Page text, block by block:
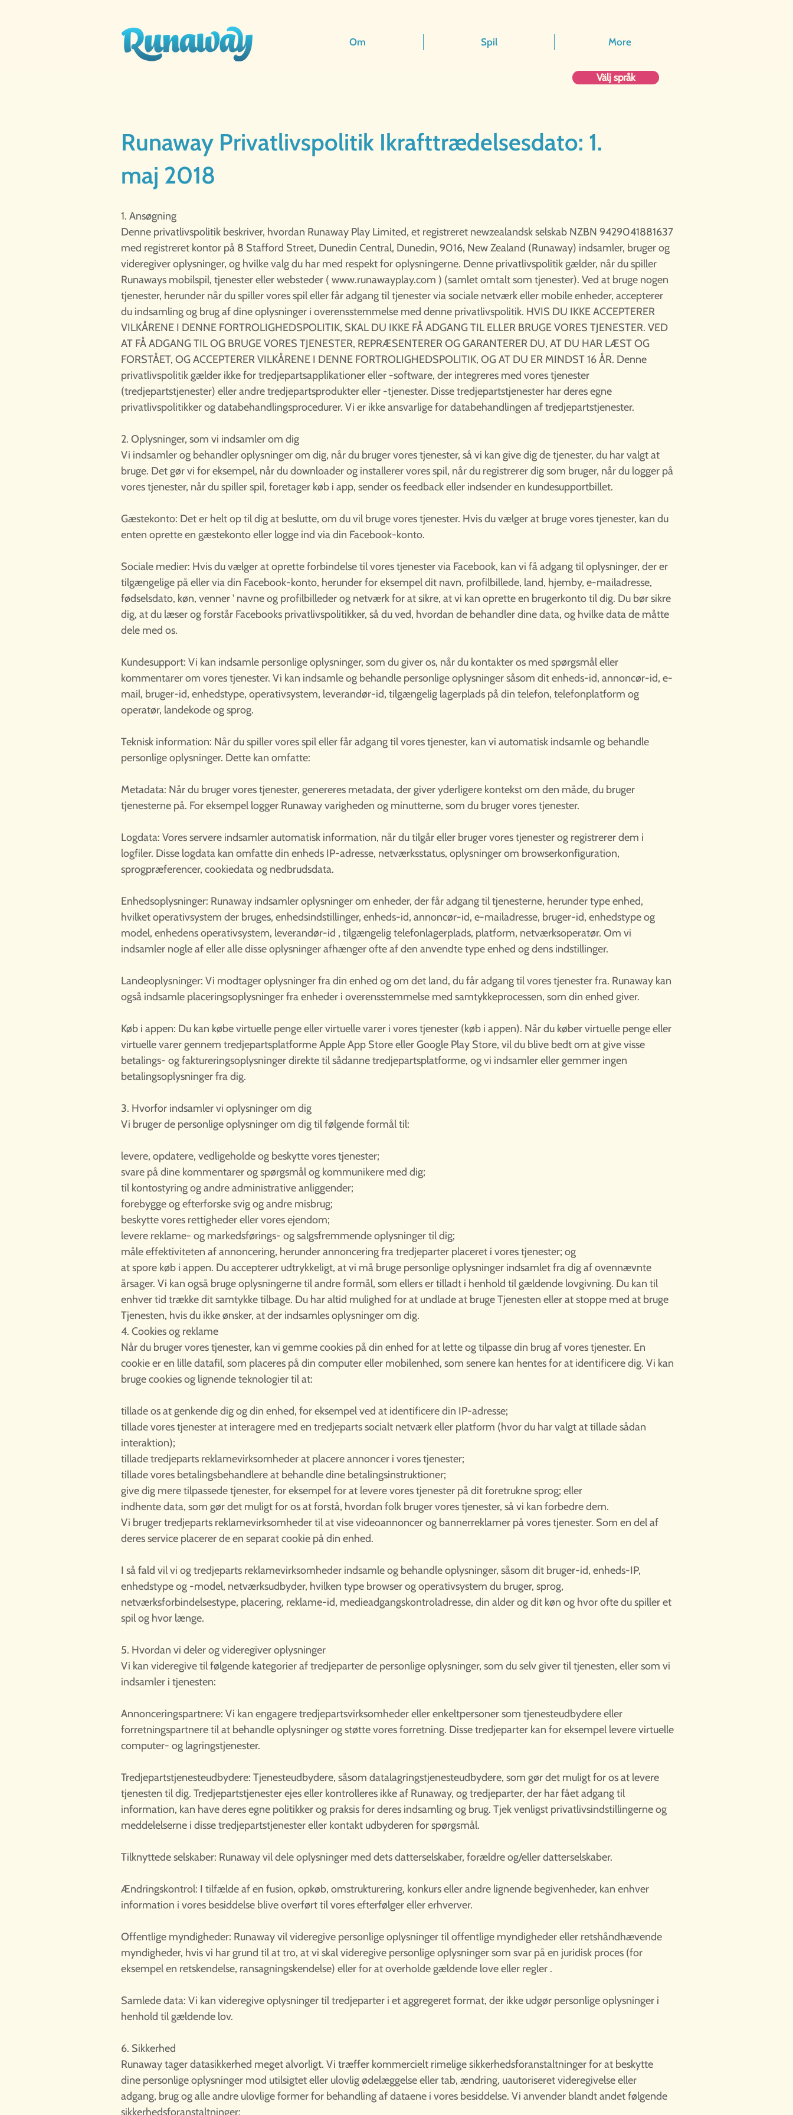
Om Spil More
Välj språk
Runaway Privatlivspolitik Ikrafttrædelsesdato: 1.
maj 2018
1. Ansøgning
Denne privatlivspolitik beskriver, hvordan Runaway Play Limited, et registreret newzealandsk selskab NZBN 9429041881637
med registreret kontor på 8 Stafford Street, Dunedin Central, Dunedin, 9016, New Zealand (Runaway) indsamler, bruger og
videregiver oplysninger, og hvilke valg du har med respekt for oplysningerne. Denne privatlivspolitik gælder, når du spiller
Runaways mobilspil, tjenester eller websteder ( www.runawayplay.com ) (samlet omtalt som tjenester). Ved at bruge nogen
tjenester, herunder når du spiller vores spil eller får adgang til tjenester via sociale netværk eller mobile enheder, accepterer
du indsamling og brug af dine oplysninger i overensstemmelse med denne privatlivspolitik. HVIS DU IKKE ACCEPTERER
VILKÅRENE I DENNE FORTROLIGHEDSPOLITIK, SKAL DU IKKE FÅ ADGANG TIL ELLER BRUGE VORES TJENESTER. VED
AT FÅ ADGANG TIL OG BRUGE VORES TJENESTER, REPRÆSENTERER OG GARANTERER DU, AT DU HAR LÆST OG
FORSTÅET, OG ACCEPTERER VILKÅRENE I DENNE FORTROLIGHEDSPOLITIK, OG AT DU ER MINDST 16 ÅR. Denne
privatlivspolitik gælder ikke for tredjepartsapplikationer eller -software, der integreres med vores tjenester
(tredjepartstjenester) eller andre tredjepartsprodukter eller -tjenester. Disse tredjepartstjenester har deres egne
privatlivspolitikker og databehandlingsprocedurer. Vi er ikke ansvarlige for databehandlingen af tredjepartstjenester.
2. Oplysninger, som vi indsamler om dig
Vi indsamler og behandler oplysninger om dig, når du bruger vores tjenester, så vi kan give dig de tjenester, du har valgt at
bruge. Det gør vi for eksempel, når du downloader og installerer vores spil, når du registrerer dig som bruger, når du logger på
vores tjenester, når du spiller spil, foretager køb i app, sender os feedback eller indsender en kundesupportbillet.
Gæstekonto: Det er helt op til dig at beslutte, om du vil bruge vores tjenester. Hvis du vælger at bruge vores tjenester, kan du
enten oprette en gæstekonto eller logge ind via din Facebook-konto.
Sociale medier: Hvis du vælger at oprette forbindelse til vores tjenester via Facebook, kan vi få adgang til oplysninger, der er
tilgængelige på eller via din Facebook-konto, herunder for eksempel dit navn, profilbillede, land, hjemby, e-mailadresse,
fødselsdato, køn, venner ' navne og profilbilleder og netværk for at sikre, at vi kan oprette en brugerkonto til dig. Du bør sikre
dig, at du læser og forstår Facebooks privatlivspolitikker, så du ved, hvordan de behandler dine data, og hvilke data de måtte
dele med os.
Kundesupport: Vi kan indsamle personlige oplysninger, som du giver os, når du kontakter os med spørgsmål eller
kommentarer om vores tjenester. Vi kan indsamle og behandle personlige oplysninger såsom dit enheds-id, annoncør-id, e-
mail, bruger-id, enhedstype, operativsystem, leverandør-id, tilgængelig lagerplads på din telefon, telefonplatform og
operatør, landekode og sprog.
Teknisk information: Når du spiller vores spil eller får adgang til vores tjenester, kan vi automatisk indsamle og behandle
personlige oplysninger. Dette kan omfatte:
Metadata: Når du bruger vores tjenester, genereres metadata, der giver yderligere kontekst om den måde, du bruger
tjenesterne på. For eksempel logger Runaway varigheden og minutterne, som du bruger vores tjenester.
Logdata: Vores servere indsamler automatisk information, når du tilgår eller bruger vores tjenester og registrerer dem i
logfiler. Disse logdata kan omfatte din enheds IP-adresse, netværksstatus, oplysninger om browserkonfiguration,
sprogpræferencer, cookiedata og nedbrudsdata.
Enhedsoplysninger: Runaway indsamler oplysninger om enheder, der får adgang til tjenesterne, herunder type enhed,
hvilket operativsystem der bruges, enhedsindstillinger, enheds-id, annoncør-id, e-mailadresse, bruger-id, enhedstype og
model, enhedens operativsystem, leverandør-id , tilgængelig telefonlagerplads, platform, netværksoperatør. Om vi
indsamler nogle af eller alle disse oplysninger afhænger ofte af den anvendte type enhed og dens indstillinger.
Landeoplysninger: Vi modtager oplysninger fra din enhed og om det land, du får adgang til vores tjenester fra. Runaway kan
også indsamle placeringsoplysninger fra enheder i overensstemmelse med samtykkeprocessen, som din enhed giver.
Køb i appen: Du kan købe virtuelle penge eller virtuelle varer i vores tjenester (køb i appen). Når du køber virtuelle penge eller
virtuelle varer gennem tredjepartsplatforme Apple App Store eller Google Play Store, vil du blive bedt om at give visse
betalings- og faktureringsoplysninger direkte til sådanne tredjepartsplatforme, og vi indsamler eller gemmer ingen
betalingsoplysninger fra dig.
3. Hvorfor indsamler vi oplysninger om dig
Vi bruger de personlige oplysninger om dig til følgende formål til:
levere, opdatere, vedligeholde og beskytte vores tjenester;
svare på dine kommentarer og spørgsmål og kommunikere med dig;
til kontostyring og andre administrative anliggender;
forebygge og efterforske svig og andre misbrug;
beskytte vores rettigheder eller vores ejendom;
levere reklame- og markedsførings- og salgsfremmende oplysninger til dig;
måle effektiviteten af annoncering, herunder annoncering fra tredjeparter placeret i vores tjenester; og
at spore køb i appen. Du accepterer udtrykkeligt, at vi må bruge personlige oplysninger indsamlet fra dig af ovennævnte
årsager. Vi kan også bruge oplysningerne til andre formål, som ellers er tilladt i henhold til gældende lovgivning. Du kan til
enhver tid trække dit samtykke tilbage. Du har altid mulighed for at undlade at bruge Tjenesten eller at stoppe med at bruge
Tjenesten, hvis du ikke ønsker, at der indsamles oplysninger om dig.
4. Cookies og reklame
Når du bruger vores tjenester, kan vi gemme cookies på din enhed for at lette og tilpasse din brug af vores tjenester. En
cookie er en lille datafil, som placeres på din computer eller mobilenhed, som senere kan hentes for at identificere dig. Vi kan
bruge cookies og lignende teknologier til at:
tillade os at genkende dig og din enhed, for eksempel ved at identificere din IP-adresse;
tillade vores tjenester at interagere med en tredjeparts socialt netværk eller platform (hvor du har valgt at tillade sådan
interaktion);
tillade tredjeparts reklamevirksomheder at placere annoncer i vores tjenester;
tillade vores betalingsbehandlere at behandle dine betalingsinstruktioner;
give dig mere tilpassede tjenester, for eksempel for at levere vores tjenester på dit foretrukne sprog; eller
indhente data, som gør det muligt for os at forstå, hvordan folk bruger vores tjenester, så vi kan forbedre dem.
Vi bruger tredjeparts reklamevirksomheder til at vise videoannoncer og bannerreklamer på vores tjenester. Som en del af
deres service placerer de en separat cookie på din enhed.
I så fald vil vi og tredjeparts reklamevirksomheder indsamle og behandle oplysninger, såsom dit bruger-id, enheds-IP,
enhedstype og -model, netværksudbyder, hvilken type browser og operativsystem du bruger, sprog,
netværksforbindelsestype, placering, reklame-id, medieadgangskontroladresse, din alder og dit køn og hvor ofte du spiller et
spil og hvor længe.
5. Hvordan vi deler og videregiver oplysninger
Vi kan videregive til følgende kategorier af tredjeparter de personlige oplysninger, som du selv giver til tjenesten, eller som vi
indsamler i tjenesten:
Annonceringspartnere: Vi kan engagere tredjepartsvirksomheder eller enkeltpersoner som tjenesteudbydere eller
forretningspartnere til at behandle oplysninger og støtte vores forretning. Disse tredjeparter kan for eksempel levere virtuelle
computer- og lagringstjenester.
Tredjepartstjenesteudbydere: Tjenesteudbydere, såsom datalagringstjenesteudbydere, som gør det muligt for os at levere
tjenesten til dig. Tredjepartstjenester ejes eller kontrolleres ikke af Runaway, og tredjeparter, der har fået adgang til
information, kan have deres egne politikker og praksis for deres indsamling og brug. Tjek venligst privatlivsindstillingerne og
meddelelserne i disse tredjepartstjenester eller kontakt udbyderen for spørgsmål.
Tilknyttede selskaber: Runaway vil dele oplysninger med dets datterselskaber, forældre og/eller datterselskaber.
Ændringskontrol: I tilfælde af en fusion, opkøb, omstrukturering, konkurs eller andre lignende begivenheder, kan enhver
information i vores besiddelse blive overført til vores efterfølger eller erhverver.
Offentlige myndigheder: Runaway vil videregive personlige oplysninger til offentlige myndigheder eller retshåndhævende
myndigheder, hvis vi har grund til at tro, at vi skal videregive personlige oplysninger som svar på en juridisk proces (for
eksempel en retskendelse, ransagningskendelse) eller for at overholde gældende love eller regler .
Samlede data: Vi kan videregive oplysninger til tredjeparter i et aggregeret format, der ikke udgør personlige oplysninger i
henhold til gældende lov.
6. Sikkerhed
Runaway tager datasikkerhed meget alvorligt. Vi træffer kommercielt rimelige sikkerhedsforanstaltninger for at beskytte
dine personlige oplysninger mod utilsigtet eller ulovlig ødelæggelse eller tab, ændring, uautoriseret videregivelse eller
adgang, brug og alle andre ulovlige former for behandling af dataene i vores besiddelse. Vi anvender blandt andet følgende
sikkerhedsforanstaltninger: